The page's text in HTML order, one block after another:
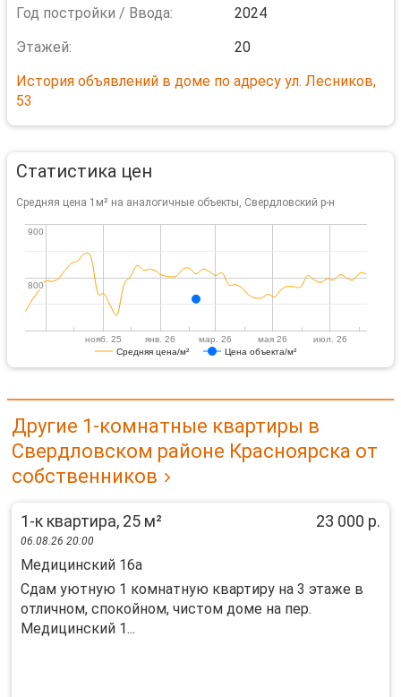
Год постройки / Ввода:
2024
Этажей:
20
История объявлений в доме по адресу ул. Лесников,
53
Статистика цен
Средняя цена 1м² на аналогичные объекты, Свердловский р-н
Средняя цена/м² Цена объекта/м²
нояб. 25 янв. 26 мар. 26 мая 26 июл. 26
800
800
900
900
Другие 1-комнатные квартиры в
Свердловском районе Красноярска от
собственников
1-к квартира, 25 м² 23 000 р.
06.08.26 20:00
Медицинский 16а
Сдам уютную 1 комнатную квартиру на 3 этаже в
отличном, спокойном, чистом доме на пер.
Медицинский 1...